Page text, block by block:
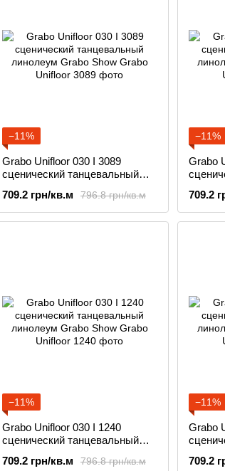
−11%
Grabo Unifloor 030 I 3089
сценический танцевальный
796.8 грн/кв.м
709.2 грн/кв.м
−11%
Grabo
709.2
−11%
Grabo Unifloor 030 I 1240
сценический танцевальный
796.8 грн/кв.м
709.2 грн/кв.м
−11%
Grabo
709.2